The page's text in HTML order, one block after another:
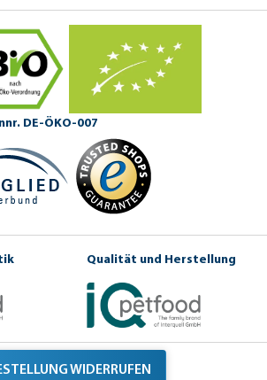
DE-ÖKO-007
Qualität und Herstellung
WIDERRUFEN